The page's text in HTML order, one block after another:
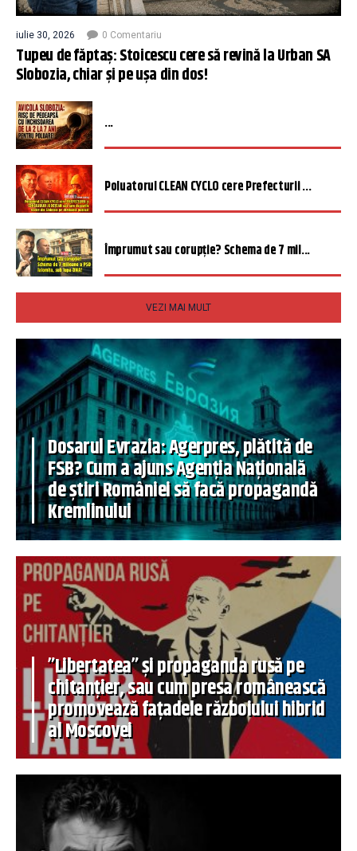
iulie 30, 2026 0 Comentariu
Tupeu de făptaș: Stoicescu cere să revină la Urban SA
Slobozia, chiar și pe ușa din dos!
...
Poluatorul CLEAN CYCLO cere Prefecturii ...
Împrumut sau corupție? Schema de 7 mil...
VEZI MAI MULT
Dosarul Evrazia: Agerpres, plătită de
FSB? Cum a ajuns Agenția Națională
de știri României să facă propagandă
Kremlinului
”Libertatea” și propaganda rusă pe
chitanțier, sau cum presa românească
promovează fațadele războiului hibrid
al Moscovei